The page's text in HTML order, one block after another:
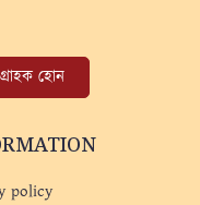
গ্রাহক হোন
policy